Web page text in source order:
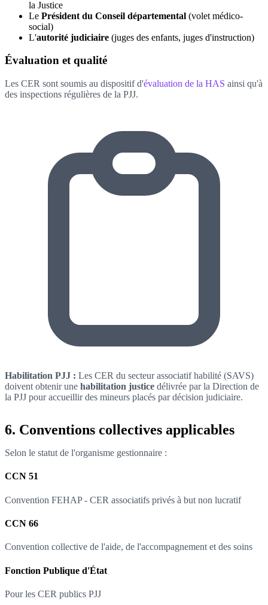
la Justice
Le Président du Conseil départemental (volet médico-
social)
L'autorité judiciaire (juges des enfants, juges d'instruction)
Évaluation et qualité
Les CER sont soumis au dispositif d'évaluation de la HAS ainsi qu'à
des inspections régulières de la PJJ.
Habilitation PJJ : Les CER du secteur associatif habilité (SAVS)
doivent obtenir une habilitation justice délivrée par la Direction de
la PJJ pour accueillir des mineurs placés par décision judiciaire.
6. Conventions collectives applicables
Selon le statut de l'organisme gestionnaire :
CCN 51
Convention FEHAP - CER associatifs privés à but non lucratif
CCN 66
Convention collective de l'aide, de l'accompagnement et des soins
Fonction Publique d'État
Pour les CER publics PJJ